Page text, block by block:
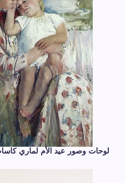
لوحات وصور عيد الأم لماري